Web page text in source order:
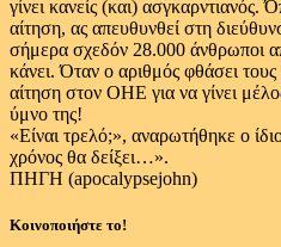
γίνει κανείς (και) ασγκαρντιανός.
αίτηση, ας απευθυνθεί στη
σήμερα σχεδόν 28.000 άνθρωποι
κάνει. Όταν ο αριθμός φθάσει
αίτηση στον ΟΗΕ για να γίνει
ύμνο της!
«Είναι τρελό;», αναρωτήθηκε ο
χρόνος θα δείξει…».
ΠΗΓΗ (apocalypsejohn)
Κοινοποιήστε το!